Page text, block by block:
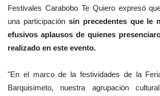
Festivales Carabobo Te Quiero expresó
una participación sin precedentes que le
efusivos aplausos de quienes
realizado en este evento.
"En el marco de la festividades de la
Barquisimeto, nuestra agrupación